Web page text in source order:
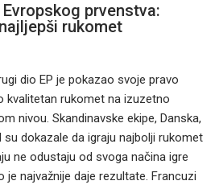
prvenstva:
rukomet
dio EP je pokazao svoje pravo
kvalitetan rukomet na izuzetno
nivou. Skandinavske ekipe, Danska,
su dokazale da igraju najbolji rukomet
ne odustaju od svoga načina igre
najvažnije daje rezultate. Francuzi